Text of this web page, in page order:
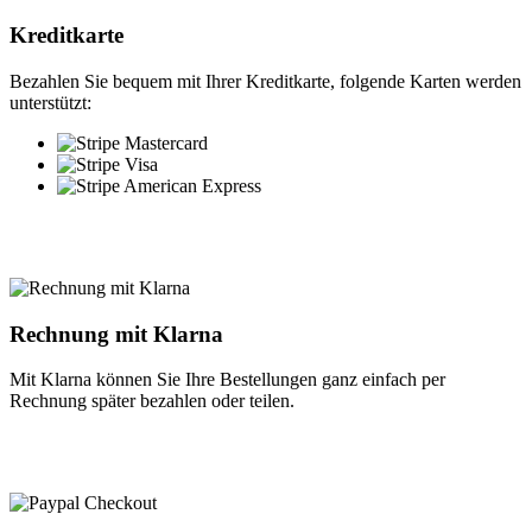
Kreditkarte
Bezahlen Sie bequem mit Ihrer Kreditkarte, folgende Karten werden
unterstützt:
Rechnung mit Klarna
Mit Klarna können Sie Ihre Bestellungen ganz einfach per
Rechnung später bezahlen oder teilen.